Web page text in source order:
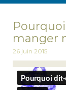
manger
26 juin 2015